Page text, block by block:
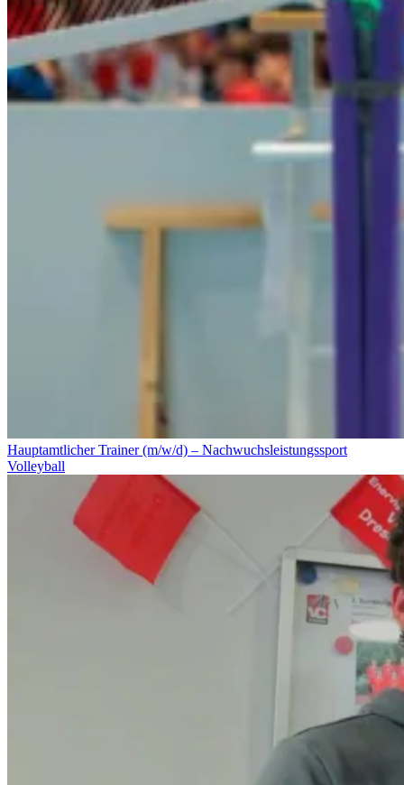
Hauptamtlicher Trainer (m/w/d) – Nachwuchsleistungssport
Volleyball